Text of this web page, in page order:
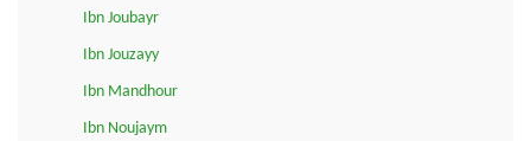
Ibn Joubayr
Ibn Jouzayy
Ibn Mandhour
Ibn Noujaym